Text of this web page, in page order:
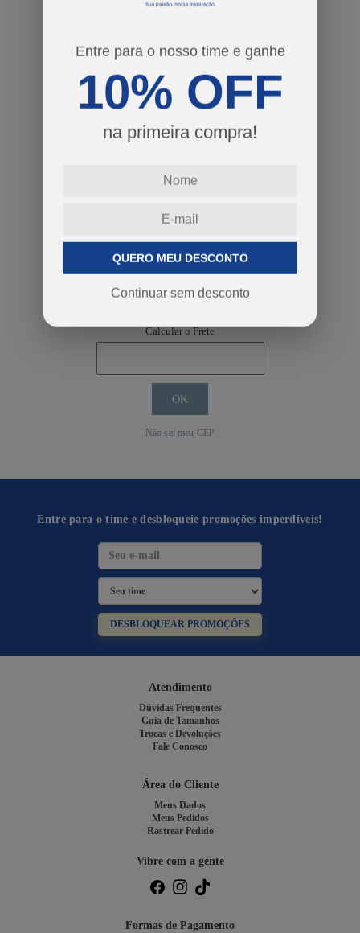
Entre para o nosso time e ganhe
10% OFF
na primeira compra!
QUERO MEU DESCONTO
Continuar sem desconto
cores
P M GG 3G
COMPRAR
Calcular o Frete
Não sei meu CEP
Entre para o time e desbloqueie promoções imperdíveis!
DESBLOQUEAR PROMOÇÕES
Atendimento
Dúvidas Frequentes
Guia de Tamanhos
Trocas e Devoluções
Fale Conosco
Área do Cliente
Meus Dados
Meus Pedidos
Rastrear Pedido
Vibre com a gente
Formas de Pagamento